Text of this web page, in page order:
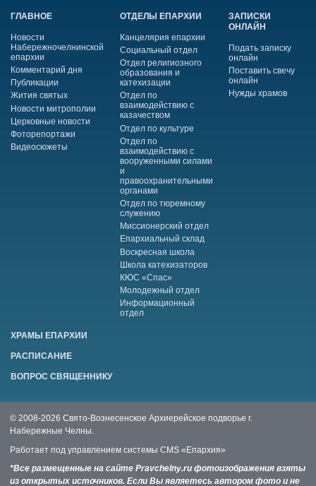
ГЛАВНОЕ
Новости
Набережночелнинской
епархии
Комментарий дня
Публикации
Жития святых
Новости митрополии
Церковные новости
Фоторепортажи
Видеосюжеты
ОТДЕЛЫ ЕПАРХИИ
Канцелярия епархии
Социальный отдел
Отдел религиозного
образования и
катехизации
Отдел по
взаимодействию с
казачеством
Отдел по культуре
Отдел по
взаимодействию с
вооруженными силами
и
правоохранительными
органами
Отдел по тюремному
служению
Миссионерский отдел
Епархиальный склад
Воскресная школа
Школа катехизаторов
КЮС «Спас»
Молодежный отдел
Информационный
отдел
ЗАПИСКИ
ОНЛАЙН
Подать записку
онлайн
Поставить свечу
онлайн
Нужды храмов
ХРАМЫ ЕПАРХИИ
РАСПИСАНИЕ
ВОПРОС СВЯЩЕННИКУ
© 2008-2026 Свято-Вознесенское Архиерейское подворье г.
Набережные Челны.
Работает под управлением системы CMS «Епархия»
*Все размещенные на сайте Pravchelny.ru фотоизображения взяты
из открытых источников. Если Вы являетесь автором фото и не